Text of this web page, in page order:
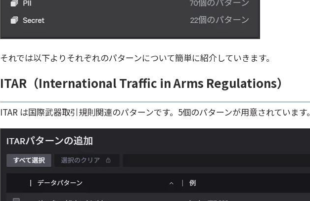
それでは以下よりそれぞれのパターンについて簡単に紹介していきます。
ITAR（International Traffic in Arms Regulations）
ITAR は国際武器取引規則関連のパターンです。5個のパターンが用意されています。